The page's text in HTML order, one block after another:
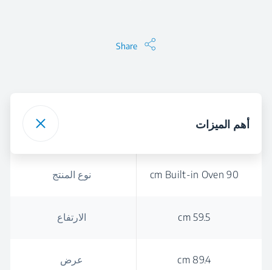
Share
أهم الميزات
نوع المنتج 90 cm Built-in Oven
الارتفاع 59.5 cm
عرض 89.4 cm